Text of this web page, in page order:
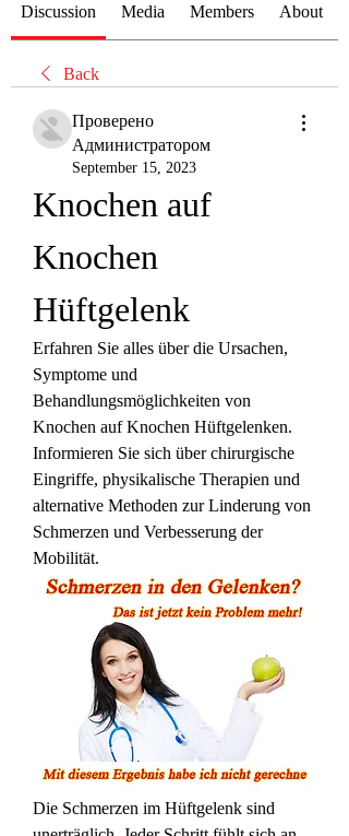
Discussion Media Members About
Back
Проверено
Администратором
September 15, 2023
Knochen auf
Knochen
Hüftgelenk
Erfahren Sie alles über die Ursachen,
Symptome und
Behandlungsmöglichkeiten von
Knochen auf Knochen Hüftgelenken.
Informieren Sie sich über chirurgische
Eingriffe, physikalische Therapien und
alternative Methoden zur Linderung von
Schmerzen und Verbesserung der
Mobilität.
Die Schmerzen im Hüftgelenk sind